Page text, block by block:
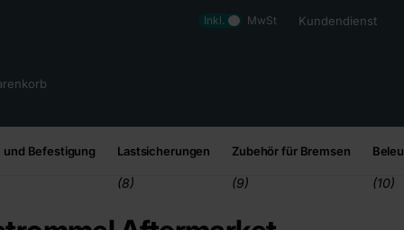
Inkl. MwSt Kundendienst
und Befestigung Lastsicherungen
(8)
Zubehör für Bremsen
(9) (10)